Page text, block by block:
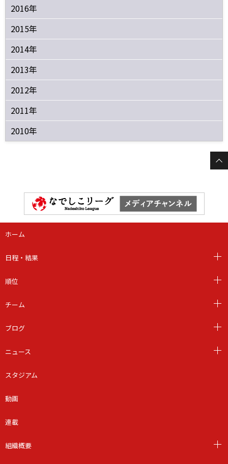
2016年
2015年
2014年
2013年
2012年
2011年
2010年
ホーム
日程・結果
順位
チーム
ブログ
ニュース
スタジアム
動画
連載
組織概要